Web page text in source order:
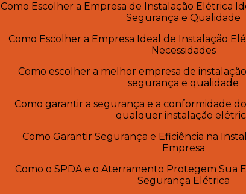
Como Escolher a Empresa de Instalação Elétrica
Segurança e Qualidade
Como Escolher a Empresa Ideal de Instalação
Necessidades
Como escolher a melhor empresa de
segurança e qualidade
Como garantir a segurança e a conformidade
qualquer instalação
Como Garantir Segurança e Eficiência na
Empresa
Como o SPDA e o Aterramento Protegem Sua
Segurança Elétrica